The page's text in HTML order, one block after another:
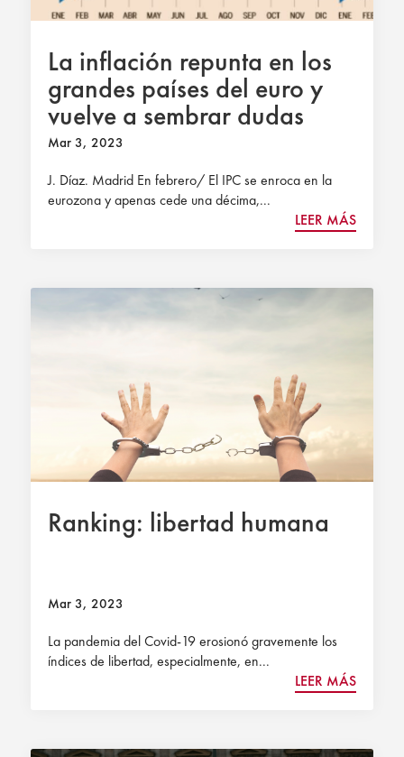
La inflación repunta en los
grandes países del euro y
vuelve a sembrar dudas
sobre el crecimiento
Mar 3, 2023
J. Díaz. Madrid En febrero/ El IPC se enroca en la
eurozona y apenas cede una décima,...
LEER MÁS
Ranking: libertad humana
Mar 3, 2023
La pandemia del Covid-19 erosionó gravemente los
índices de libertad, especialmente, en...
LEER MÁS